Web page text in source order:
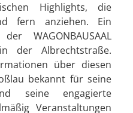
Highlights, die
fern anziehen. Ein
WAGONBAUSAAL
in der Albrechtstraße.
über diesen
bekannt für seine
seine engagierte
Veranstaltungen